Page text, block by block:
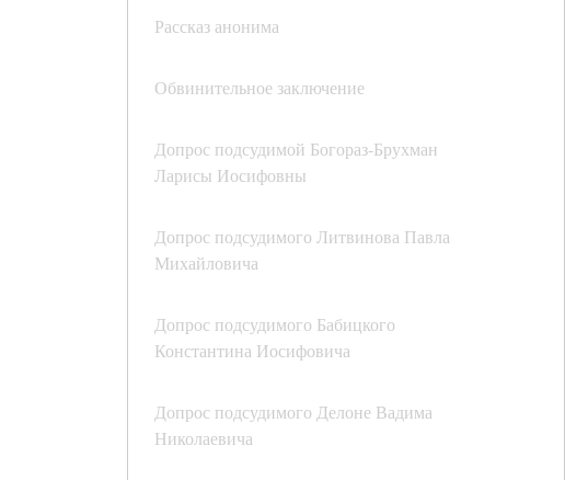
Рассказ анонима
Обвинительное заключение
Допрос подсудимой Богораз-Брухман
Ларисы Иосифовны
Допрос подсудимого Литвинова Павла
Михайловича
Допрос подсудимого Бабицкого
Константина Иосифовича
Допрос подсудимого Делоне Вадима
Николаевича